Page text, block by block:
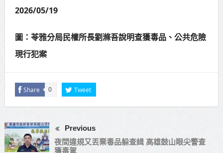
2026/05/19
圖：苓雅分局民權所長劉滌吾說明查獲毒品、公共危險
現行犯案
Share 0 Tweet
Previous
夜間違規又丟棄毒品躲查緝 高雄鼓山眼尖警查